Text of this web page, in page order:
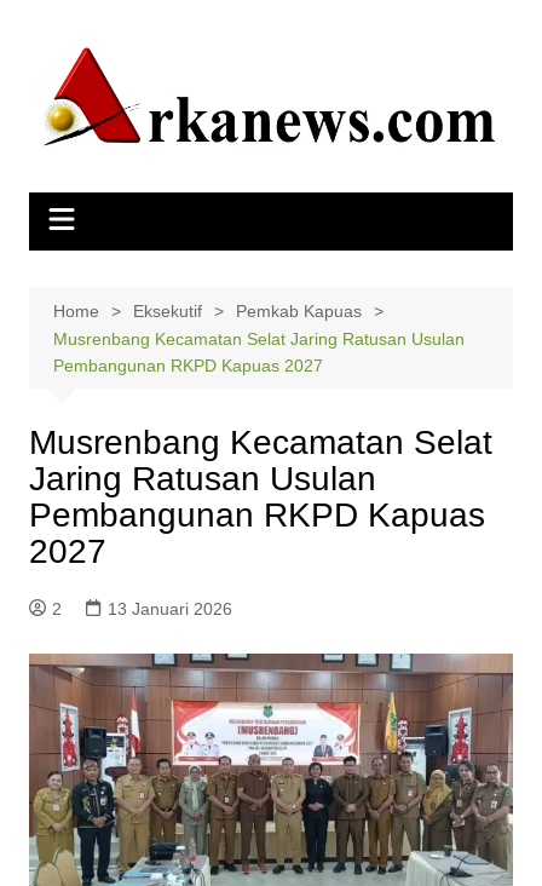
Home Eksekutif
Pemkab Kapuas
Musrenbang Kecamatan Selat Jaring Ratusan Usulan
Pembangunan RKPD Kapuas 2027
Musrenbang Kecamatan Selat
Jaring Ratusan Usulan
Pembangunan RKPD Kapuas
2027
2 13 Januari 2026